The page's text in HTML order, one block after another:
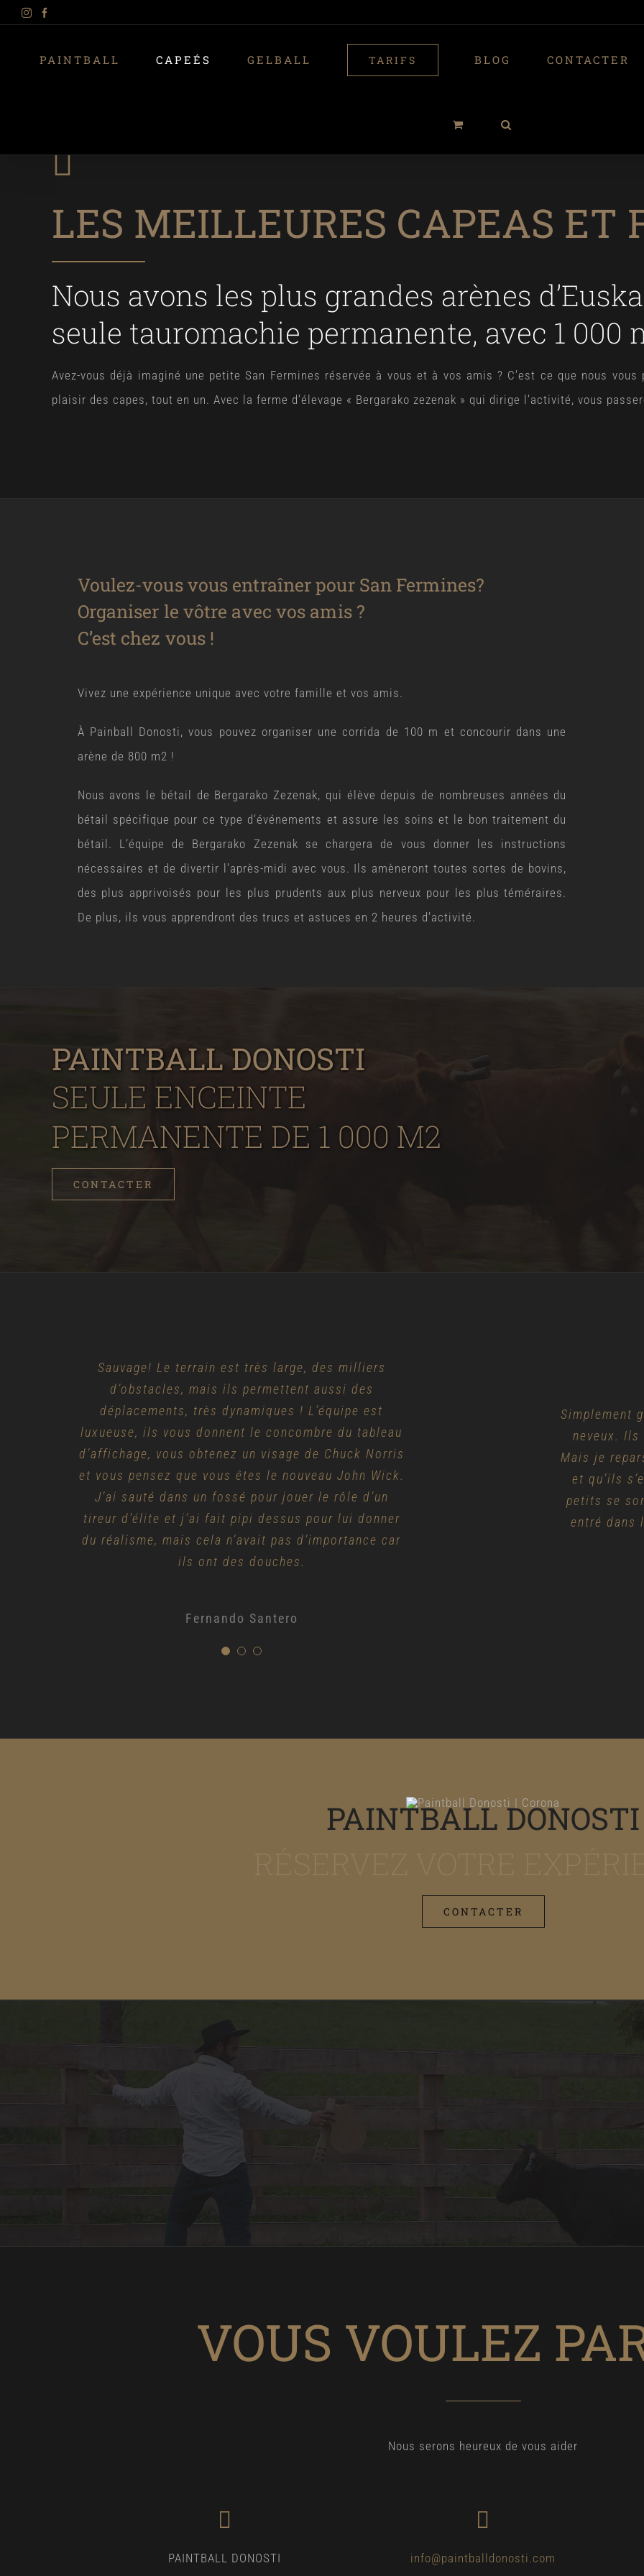
Skip
contentPAINTBALL CAPEÉS GELBALL TARIFS BLOG CONTACTER
LES MEILLEURES CAPEAS ET
Nous avons les plus grandes arènes
seule tauromachie permanente, avec 1 000
Avez-vous déjà imaginé une petite San Fermines réservée à vous et à vos amis ? C’est ce que nous vous
plaisir des capes, tout en un. Avec la ferme d’élevage « Bergarako zezenak » qui dirige l’activité, vous
Voulez-vous vous entraîner pour San Fermines?
Organiser le vôtre avec vos amis ?
C’est chez vous !
Vivez une expérience unique avec votre famille et vos amis.
À Painball Donosti, vous pouvez organiser une corrida de 100 m et concourir dans une
arène de 800 m2 !
Nous avons le bétail de Bergarako Zezenak, qui élève depuis de nombreuses années du
bétail spécifique pour ce type d’événements et assure les soins et le bon traitement du
bétail. L’équipe de Bergarako Zezenak se chargera de vous donner les instructions
nécessaires et de divertir l’après-midi avec vous. Ils amèneront toutes sortes de bovins,
des plus apprivoisés pour les plus prudents aux plus nerveux pour les plus téméraires.
De plus, ils vous apprendront des trucs et astuces en 2 heures d’activité.
PAINTBALL DONOSTI
SEULE ENCEINTE
PERMANENTE DE 1 000 M2
CONTACTER
Sauvage! Le terrain est très large, des milliers
d’obstacles, mais ils permettent aussi des
déplacements, très dynamiques ! L’équipe est
luxueuse, ils vous donnent le concombre du tableau
d’affichage, vous obtenez un visage de Chuck Norris
et vous pensez que vous êtes le nouveau John Wick.
J’ai sauté dans un fossé pour jouer le rôle d’un
tireur d’élite et j’ai fait pipi dessus pour lui donner
du réalisme, mais cela n’avait pas d’importance car
ils ont des douches.
Fernando Santero
Un jour inoubliable!
Nous avons passé une journée à profiter comme des
filles au Paintball Donosti. Ils nous ont tout
expliqué pour jouer en toute sécurité et c’était
incroyable. Les décors sont fascinants, pleins
d’obstacles et entourés par la nature, et le jeu est
une pure adrénaline. Je ressens encore la tension du
moment et la montée d’adrénaline. Merci d’avoir
rendu cela possible !
Nous avons passé un bon moment. Les petits ont
tout donné et se sont amusés comme jamais
auparavant. Les visages heureux et nerveux des
enfants et des adultes ont été le meilleur moment
de la journée. Nous avons vécu une expérience
formidable avec nos amis et notre famille et nous le
répéterons certainement.
Arantxa
Simplement
neveux. Ils
Mais je
et qu’ils
petits se
entré dans
Le
Un super
matériel,
très
soucient
doute, le
bien définis
Nous avons
ont été
consignes
choisir
ont tout.
jeu que
PAINTBALL DONOSTI
CONTACTER
VOUS VOULEZ
Nous serons heureux de vous aider
PAINTBALL DONOSTI
info@paintballdonosti.com